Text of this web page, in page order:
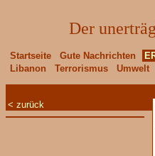
Der
Startseite Gute Nachrichten
Libanon
Terrorismus Umwelt
< zurück